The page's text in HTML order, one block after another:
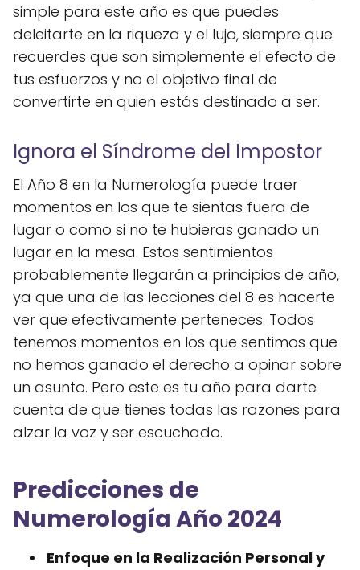
simple para este año es que puedes
deleitarte en la riqueza y el lujo, siempre que
recuerdes que son simplemente el efecto de
tus esfuerzos y no el objetivo final de
convertirte en quien estás destinado a ser.
Ignora el Síndrome del Impostor
El Año 8 en la Numerología puede traer
momentos en los que te sientas fuera de
lugar o como si no te hubieras ganado un
lugar en la mesa. Estos sentimientos
probablemente llegarán a principios de año,
ya que una de las lecciones del 8 es hacerte
ver que efectivamente perteneces. Todos
tenemos momentos en los que sentimos que
no hemos ganado el derecho a opinar sobre
un asunto. Pero este es tu año para darte
cuenta de que tienes todas las razones para
alzar la voz y ser escuchado.
Predicciones de
Numerología Año 2024
Enfoque en la Realización Personal y